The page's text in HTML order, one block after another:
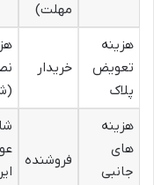
مهلت)
هزینه
تعویض
پلاک
خریدار
هزینه
های
جانبی
فروشنده